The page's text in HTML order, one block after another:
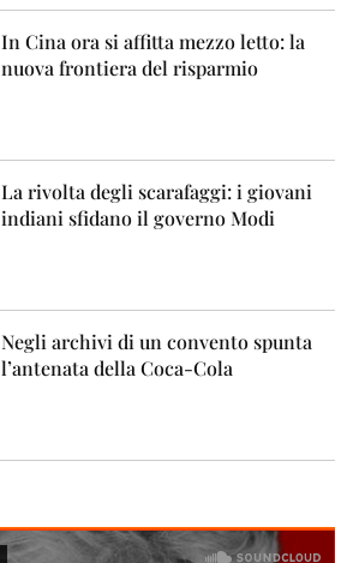
In Cina ora si affitta mezzo letto: la
nuova frontiera del risparmio
La rivolta degli scarafaggi: i giovani
indiani sfidano il governo Modi
Negli archivi di un convento spunta
l’antenata della Coca-Cola